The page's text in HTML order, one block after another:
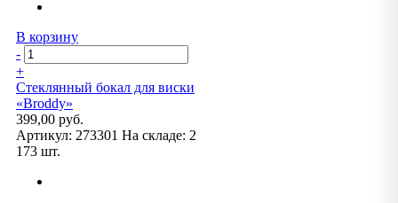
В корзину
-
+
Стеклянный бокал для виски
«Broddy»
399,00 руб.
Артикул: 273301 На складе: 2
173 шт.